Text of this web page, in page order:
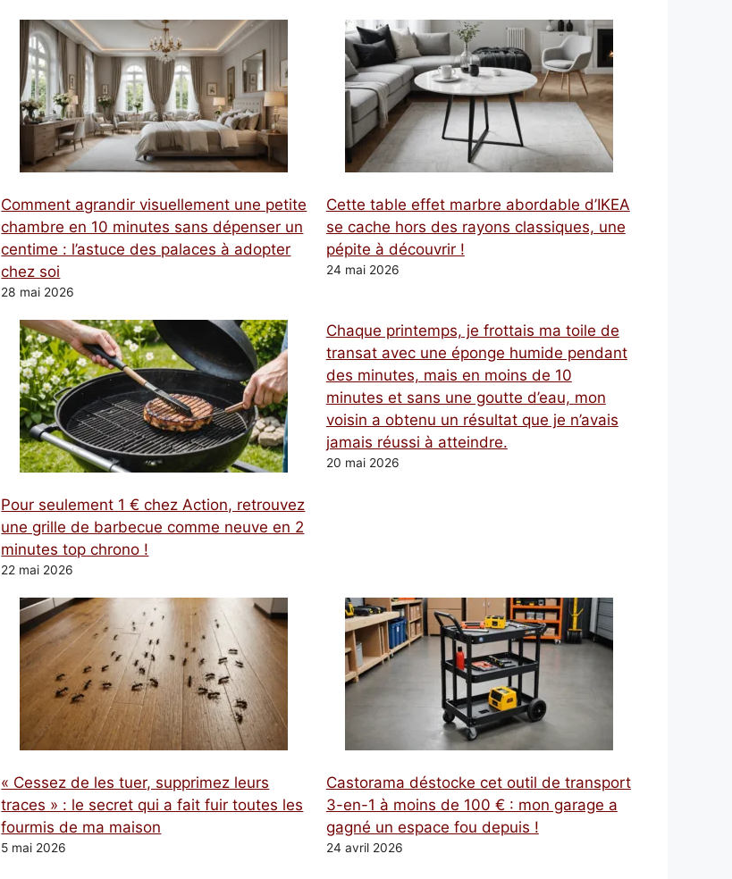
Comment agrandir visuellement une petite
chambre en 10 minutes sans dépenser un
centime : l’astuce des palaces à adopter
chez soi
28 mai 2026
Cette table effet marbre abordable d’IKEA
se cache hors des rayons classiques, une
pépite à découvrir !
24 mai 2026
Pour seulement 1 € chez Action, retrouvez
une grille de barbecue comme neuve en 2
minutes top chrono !
22 mai 2026
Chaque printemps, je frottais ma toile de
transat avec une éponge humide pendant
des minutes, mais en moins de 10
minutes et sans une goutte d’eau, mon
voisin a obtenu un résultat que je n’avais
jamais réussi à atteindre.
20 mai 2026
« Cessez de les tuer, supprimez leurs
traces » : le secret qui a fait fuir toutes les
fourmis de ma maison
5 mai 2026
Castorama déstocke cet outil de transport
3-en-1 à moins de 100 € : mon garage a
gagné un espace fou depuis !
24 avril 2026